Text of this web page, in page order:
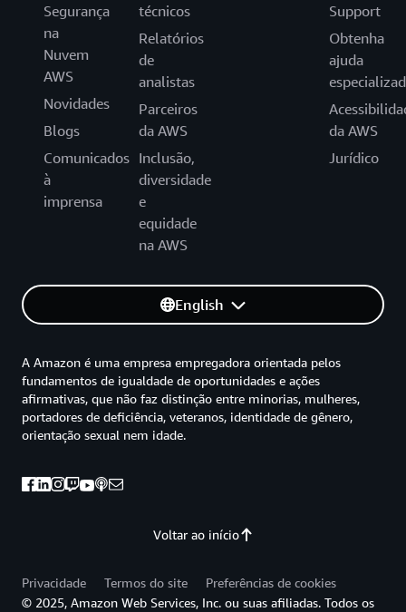
Segurança
na
Nuvem
AWS
Novidades
Blogs
Comunicados
à
imprensa
técnicos
Relatórios
de
analistas
Parceiros
da AWS
Inclusão,
diversidade
e
equidade
na AWS
Support
Obtenha
ajuda
da AWS
Jurídico
English
Voltar ao início
A Amazon é uma empresa empregadora orientada pelos
fundamentos de igualdade de oportunidades e ações
afirmativas, que não faz distinção entre minorias, mulheres,
portadores de deficiência, veteranos, identidade de gênero,
orientação sexual nem idade.
Privacidade Termos do site
Preferências de cookies
© 2025, Amazon Web Services, Inc. ou suas afiliadas. Todos os